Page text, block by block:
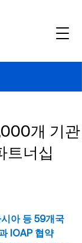
개 기관
트너십
시아 등 59개국
IOAP 협약